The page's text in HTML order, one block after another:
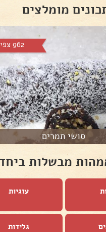
מומלצים
962 צפיות
סושי תמרים
מבשלות
עוגיות
גלידות